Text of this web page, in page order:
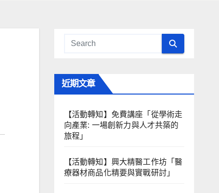
近期文章
【活動轉知】免費講座「從學術走
向產業: ⼀場創新力與⼈才共築的
旅程」
【活動轉知】興大精醫工作坊「醫
療器材商品化精要與實戰研討」